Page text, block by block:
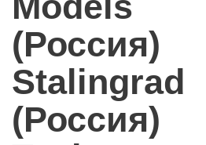
(Россия)
Stalingrad
(Россия)